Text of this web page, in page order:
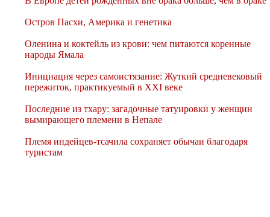
Остров Пасхи, Америка и генетика
Оленина и коктейль из крови: чем питаются коренные
народы Ямала
Инициация через самоистязание: Жуткий средневековый
пережиток, практикуемый в XXI веке
Последние из тхару: загадочные татуировки у женщин
вымирающего племени в Непале
Племя индейцев-тсачила сохраняет обычаи благодаря
туристам